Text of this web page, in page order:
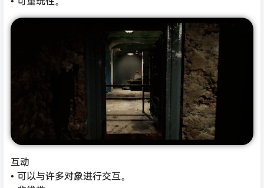
互动
• 可以与许多对象进行交互。